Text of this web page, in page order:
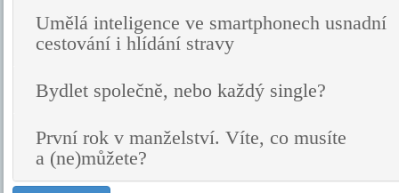
Umělá inteligence ve smartphonech usnadní
cestování i hlídání stravy
Bydlet společně, nebo každý single?
První rok v manželství. Víte, co musíte
a (ne)můžete?